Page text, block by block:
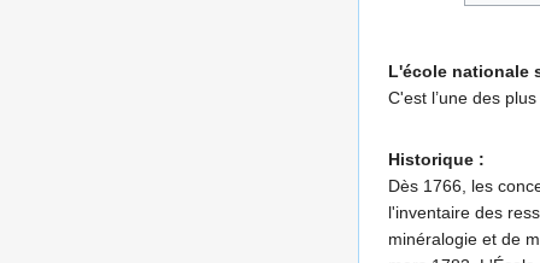
L'école nationale
C'est l’une des
Historique :
Dès 1766, les
l'inventaire des
minéralogie et de